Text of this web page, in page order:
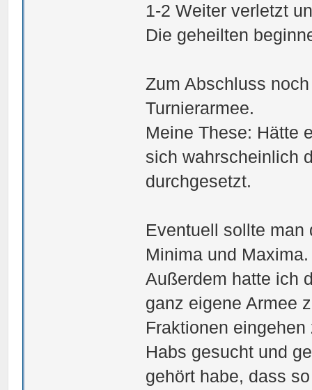
1-2 Weiter verletzt
Die geheilten
Zum Abschluss
Turnierarmee.
Meine These: Hätte
sich wahrscheinlich
durchgesetzt.
Eventuell sollte man
Minima und
Außerdem hatte ich
ganz eigene Armee
Fraktionen
Habs gesucht und
gehört habe, dass